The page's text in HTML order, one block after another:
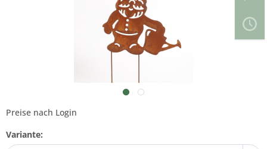
Preise nach Login
Variante: